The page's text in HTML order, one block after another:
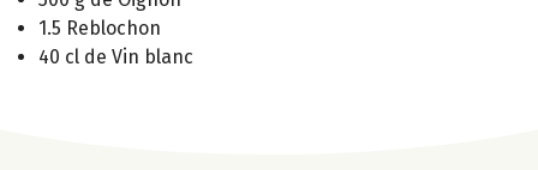
1.5 Reblochon
40 cl de Vin blanc